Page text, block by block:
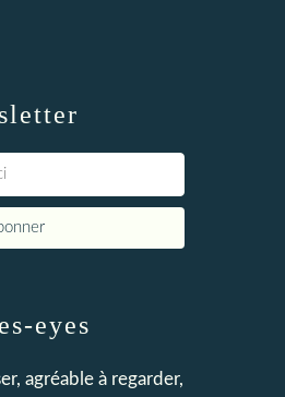
eyes
agréable à regarder,